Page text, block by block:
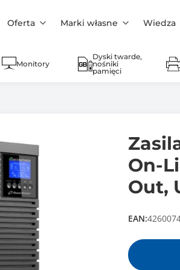
Oferta Marki własne Wiedza
Monitory
Dyski twarde,
nośniki
pamięci
On-
Out,
EAN: